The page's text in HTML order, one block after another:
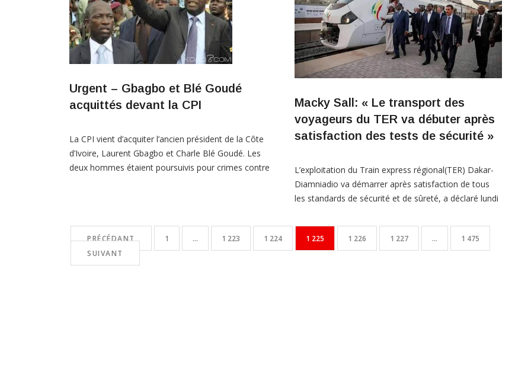
Urgent – Gbagbo et Blé Goudé
acquittés devant la CPI
La CPI vient d’acquiter l’ancien président de la Côte
d’Ivoire, Laurent Gbagbo et Charle Blé Goudé. Les
deux hommes étaient poursuivis pour crimes contre
suspendue à la demande du procureur […]
Macky Sall: « Le transport des
voyageurs du TER va débuter après
satisfaction des tests de sécurité »
L’exploitation du Train express régional(TER) Dakar-
Diamniadio va démarrer après satisfaction de tous
les standards de sécurité et de sûreté, a déclaré lundi
avons franchi l’étape de la réception du TER. Tout le
monde est impatient de voyager à bord du TER, dès
PRÉCÉDANT 1 … 1 223 1 224 1 225 1 226 1 227 …
1 475
SUIVANT